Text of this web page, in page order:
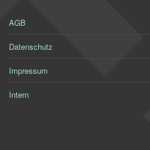
AGB
Datenschutz
Impressum
Intern